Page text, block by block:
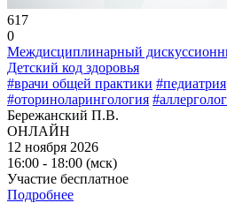
617
0
Междисциплинарный
Детский код здоровья
#врачи общей практики #педиатрия
#оториноларингология
Бережанский П.В.
ОНЛАЙН
12 ноября 2026
16:00 - 18:00 (мск)
Участие бесплатное
Подробнее